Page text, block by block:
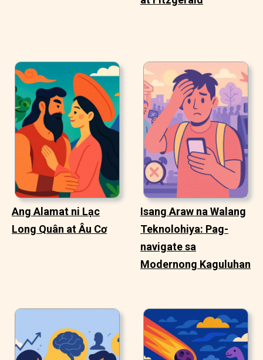
Ang Alamat ni Lạc
Long Quân at Âu Cơ
Isang Araw na Walang
Teknolohiya: Pag-
navigate sa
Modernong Kaguluhan